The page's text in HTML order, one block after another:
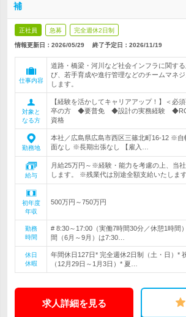
補
正社員 急募 完全週休2日制
情報更新日：2026/05/29 終了予定日： 2026/11/19
仕事内容
道路・橋梁・河川など社会インフラに関す
び、若手育成や進行管理などのチームマネ
します。
対象と
なる方
【経験を活かしてキャリアアップ！】＜必
卒の方 ◆要普免 ◆設計の実務経験
資格
勤務地
本社／広島県広島市西区三篠北町16-12 ※
面なし ※長期出張なし 【雇入…
給与
月給25万円～※経験・能力を考慮の上、当
します。 ※残業代は別途全額支給いたしま
初年度
年収
500万円～750万円
勤務
時間
# 8:30～17:00（実働7時間30分／休憩1時間
間（6月～9月）は7:30…
休日
休暇
年間休日127日* 完全週休2日制（土・日）*
（12月29日～1月3日）* 夏…
求人詳細を見る